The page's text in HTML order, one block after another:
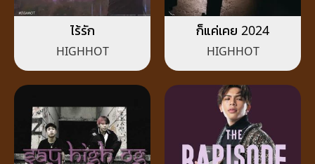
ไร้รัก
HIGHHOT
ก็แค่เคย 2024
HIGHHOT